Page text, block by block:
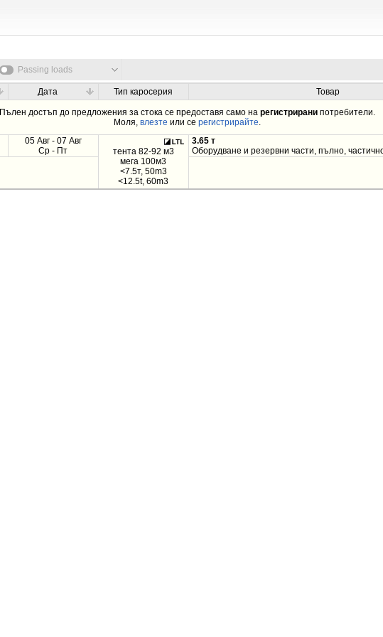
Passing loads
Дата Тип каросерия Товар
Пълен достъп до предложения за стока се предоставя само нарегистрирани потребители.
Моля,влезте или серегистрирайте.
05 Авг - 07 Авг
Ср - Пт
тента 82-92 м3
мега 100м3
<7.5т, 50m3
<12.5t, 60m3
3.65 т
Оборудване и резервни части, пълно,